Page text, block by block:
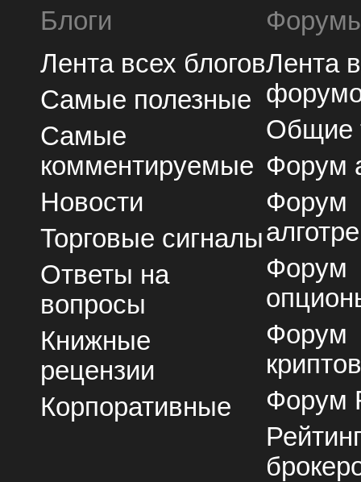
Блоги
Лента всех блогов
Самые полезные
Самые
комментируемые
Новости
Торговые сигналы
Ответы на
вопросы
Книжные
рецензии
Корпоративные
Лента
Общие
Форум
Форум
Форум
Форум
Форум